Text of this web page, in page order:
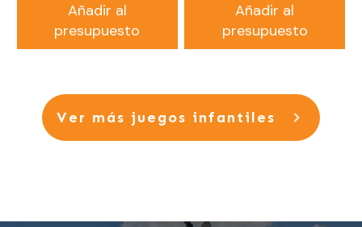
Añadir al
presupuesto
Añadir al
presupuesto
Ver más juegos infantiles